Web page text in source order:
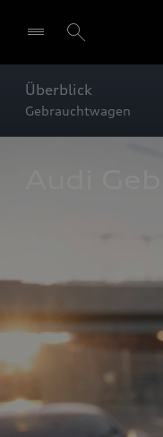
Überblick
Gebrauchtwagen
Audi